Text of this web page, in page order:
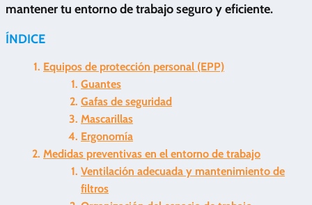
mantener tu entorno de trabajo seguro y eficiente.
ÍNDICE
Equipos de protección personal (EPP)
Guantes
Gafas de seguridad
Mascarillas
Ergonomía
Medidas preventivas en el entorno de trabajo
Ventilación adecuada y mantenimiento de
filtros